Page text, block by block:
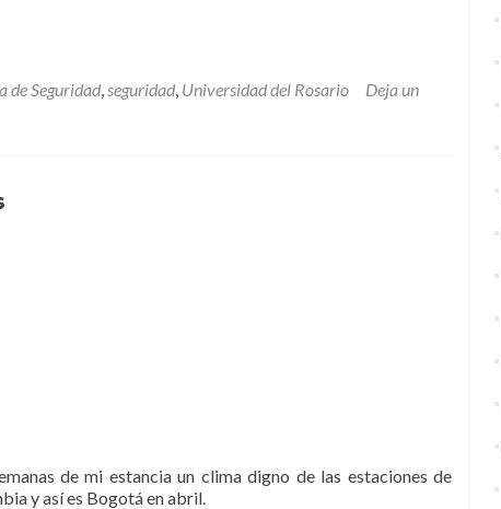
de Seguridad,seguridad, Universidad del Rosario
Deja un
de mi estancia un clima digno de las estaciones de
y así es Bogotá en abril.